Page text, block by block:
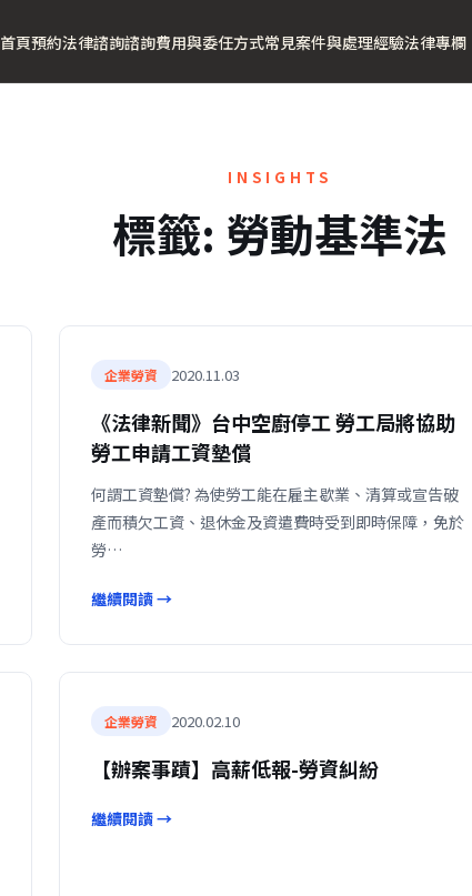
首頁預約法律諮詢諮詢費用與委任方式常見案件與處理經驗法律專欄
INSIGHTS
標籤: 勞動基準法
企業勞資 2020.11.03
《法律新聞》台中空廚停工 勞工局將協助
勞工申請工資墊償
何謂工資墊償? 為使勞工能在雇主歇業、清算或宣告破
產而積欠工資、退休金及資遣費時受到即時保障，免於
勞…
繼續閱讀 →
企業勞資 2020.02.10
【辦案事蹟】高薪低報-勞資糾紛
繼續閱讀 →